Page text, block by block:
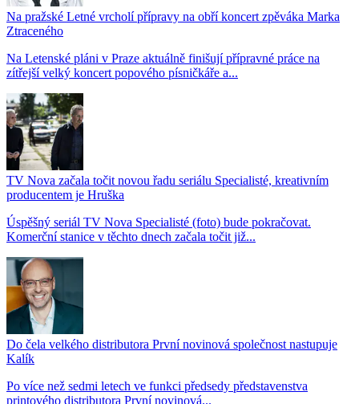
Na pražské Letné vrcholí přípravy na obří koncert zpěváka Marka
Ztraceného
Na Letenské pláni v Praze aktuálně finišují přípravné práce na
zítřejší velký koncert popového písničkáře a...
TV Nova začala točit novou řadu seriálu Specialisté, kreativním
producentem je Hruška
Úspěšný seriál TV Nova Specialisté (foto) bude pokračovat.
Komerční stanice v těchto dnech začala točit již...
Do čela velkého distributora První novinová společnost nastupuje
Kalík
Po více než sedmi letech ve funkci předsedy představenstva
printového distributora První novinová...